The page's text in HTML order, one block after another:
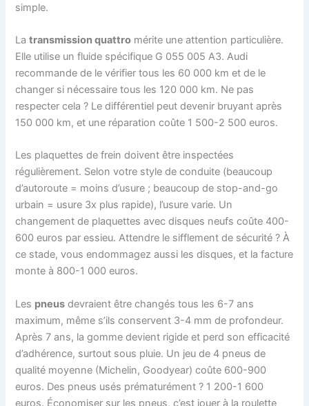
simple.
Latransmission quattro mérite une attention particulière.
Elle utilise un fluide spécifique G 055 005 A3. Audi
recommande de le vérifier tous les 60 000 km et de le
changer si nécessaire tous les 120 000 km. Ne pas
respecter cela ? Le différentiel peut devenir bruyant après
150 000 km, et une réparation coûte 1 500-2 500 euros.
Les plaquettes de frein doivent être inspectées
régulièrement. Selon votre style de conduite (beaucoup
d’autoroute = moins d’usure ; beaucoup de stop-and-go
urbain = usure 3x plus rapide), l’usure varie. Un
changement de plaquettes avec disques neufs coûte 400-
600 euros par essieu. Attendre le sifflement de sécurité ? À
ce stade, vous endommagez aussi les disques, et la facture
monte à 800-1 000 euros.
Les pneus devraient être changés tous les 6-7 ans
maximum, même s’ils conservent 3-4 mm de profondeur.
Après 7 ans, la gomme devient rigide et perd son efficacité
d’adhérence, surtout sous pluie. Un jeu de 4 pneus de
qualité moyenne (Michelin, Goodyear) coûte 600-900
euros. Des pneus usés prématurément ? 1 200-1 600
euros. Économiser sur les pneus, c’est jouer à la roulette